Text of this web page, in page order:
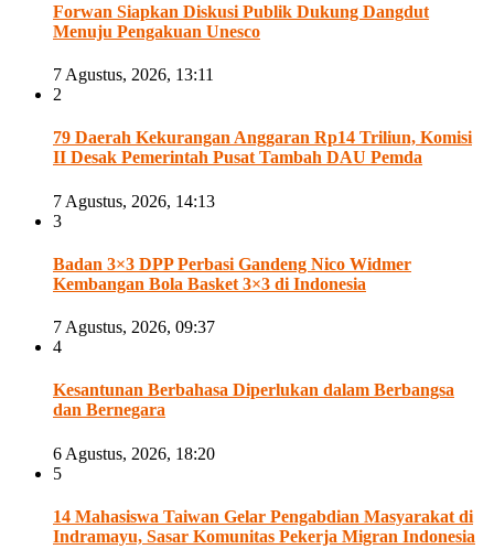
Forwan Siapkan Diskusi Publik Dukung Dangdut
Menuju Pengakuan Unesco
7 Agustus, 2026, 13:11
2
79 Daerah Kekurangan Anggaran Rp14 Triliun, Komisi
II Desak Pemerintah Pusat Tambah DAU Pemda
7 Agustus, 2026, 14:13
3
Badan 3×3 DPP Perbasi Gandeng Nico Widmer
Kembangan Bola Basket 3×3 di Indonesia
7 Agustus, 2026, 09:37
4
Kesantunan Berbahasa Diperlukan dalam Berbangsa
dan Bernegara
6 Agustus, 2026, 18:20
5
14 Mahasiswa Taiwan Gelar Pengabdian Masyarakat di
Indramayu, Sasar Komunitas Pekerja Migran Indonesia